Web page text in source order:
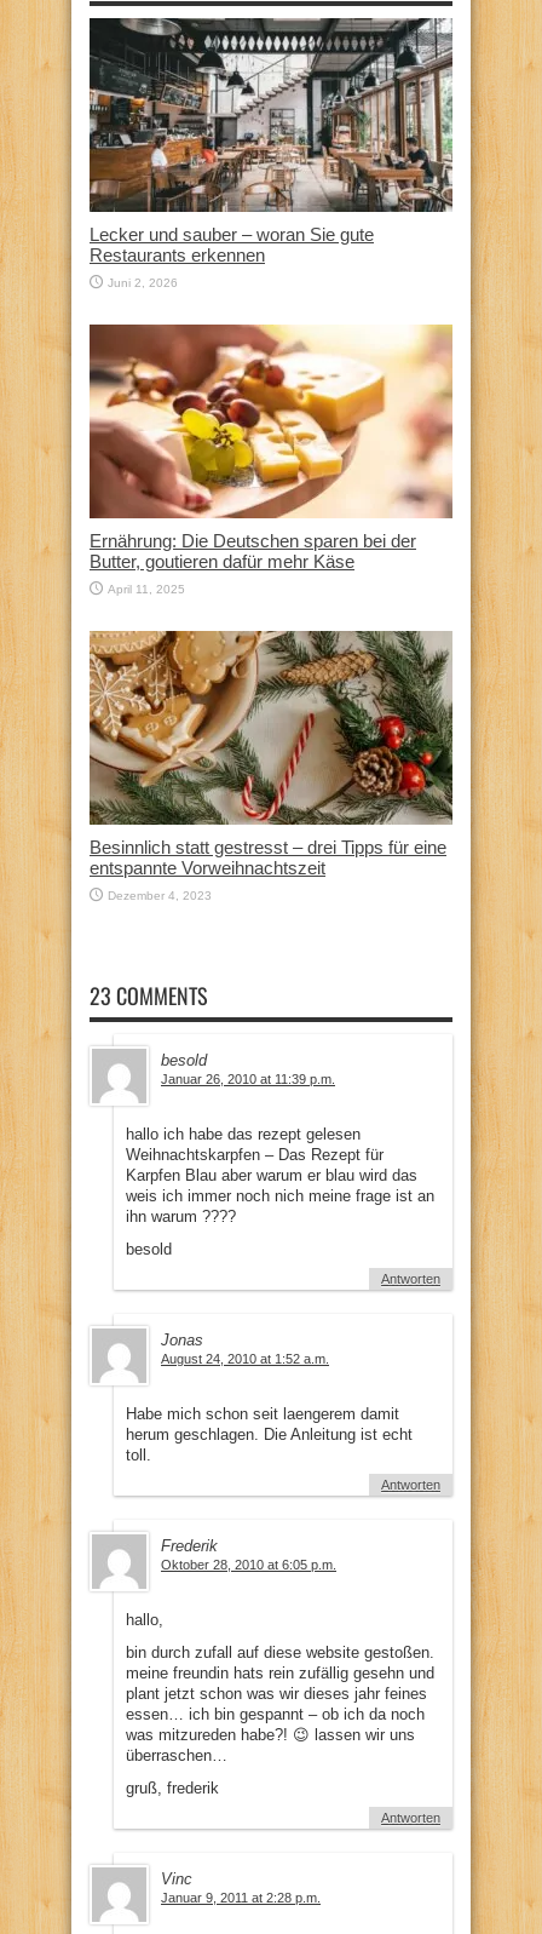
Lecker und sauber – woran Sie gute
Restaurants erkennen
Juni 2, 2026
Ernährung: Die Deutschen sparen bei der
Butter, goutieren dafür mehr Käse
April 11, 2025
Besinnlich statt gestresst – drei Tipps für eine
entspannte Vorweihnachtszeit
Dezember 4, 2023
23 COMMENTS
besold
Januar 26, 2010 at 11:39 p.m.
hallo ich habe das rezept gelesen
Weihnachtskarpfen – Das Rezept für
Karpfen Blau aber warum er blau wird das
weis ich immer noch nich meine frage ist an
ihn warum ????
besold
Antworten
Jonas
August 24, 2010 at 1:52 a.m.
Habe mich schon seit laengerem damit
herum geschlagen. Die Anleitung ist echt
toll.
Antworten
Frederik
Oktober 28, 2010 at 6:05 p.m.
hallo,
bin durch zufall auf diese website gestoßen.
meine freundin hats rein zufällig gesehn und
plant jetzt schon was wir dieses jahr feines
essen… ich bin gespannt – ob ich da noch
was mitzureden habe?! 😉 lassen wir uns
überraschen…
gruß, frederik
Antworten
Vinc
Januar 9, 2011 at 2:28 p.m.